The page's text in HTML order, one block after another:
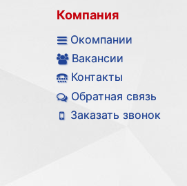
Компания
Окомпании
Вакансии
Контакты
Обратная связь
Заказать звонок